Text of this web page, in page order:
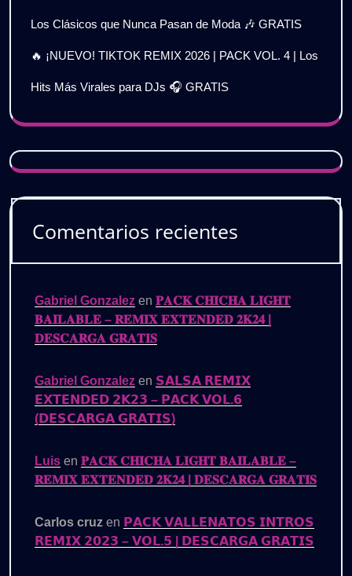
Los Clásicos que Nunca Pasan de Moda 🎶 GRATIS
🔥 ¡NUEVO! TIKTOK REMIX 2026 | PACK VOL. 4 | Los
Hits Más Virales para DJs 🎧 GRATIS
Comentarios recientes
Gabriel Gonzalez en 𝐏𝐀𝐂𝐊 𝐂𝐇𝐈𝐂𝐇𝐀 𝐋𝐈𝐆𝐇𝐓
𝐁𝐀𝐈𝐋𝐀𝐁𝐋𝐄 – 𝐑𝐄𝐌𝐈𝐗 𝐄𝐗𝐓𝐄𝐍𝐃𝐄𝐃 𝟐𝐊𝟐𝟒 |
𝐃𝐄𝐒𝐂𝐀𝐑𝐆𝐀 𝐆𝐑𝐀𝐓𝐈𝐒
Gabriel Gonzalez en 𝗦𝗔𝗟𝗦𝗔 𝗥𝗘𝗠𝗜𝗫
𝗘𝗫𝗧𝗘𝗡𝗗𝗘𝗗 𝟮𝗞𝟮𝟯 – 𝗣𝗔𝗖𝗞 𝗩𝗢𝗟.𝟲
(𝗗𝗘𝗦𝗖𝗔𝗥𝗚𝗔 𝗚𝗥𝗔𝗧𝗜𝗦)
Luis en 𝐏𝐀𝐂𝐊 𝐂𝐇𝐈𝐂𝐇𝐀 𝐋𝐈𝐆𝐇𝐓 𝐁𝐀𝐈𝐋𝐀𝐁𝐋𝐄 –
𝐑𝐄𝐌𝐈𝐗 𝐄𝐗𝐓𝐄𝐍𝐃𝐄𝐃 𝟐𝐊𝟐𝟒 | 𝐃𝐄𝐒𝐂𝐀𝐑𝐆𝐀 𝐆𝐑𝐀𝐓𝐈𝐒
Carlos cruz en 𝗣𝗔𝗖𝗞 𝗩𝗔𝗟𝗟𝗘𝗡𝗔𝗧𝗢𝗦 𝗜𝗡𝗧𝗥𝗢𝗦
𝗥𝗘𝗠𝗜𝗫 𝟮𝟬𝟮𝟯 – 𝗩𝗢𝗟.𝟱 | 𝗗𝗘𝗦𝗖𝗔𝗥𝗚𝗔 𝗚𝗥𝗔𝗧𝗜𝗦